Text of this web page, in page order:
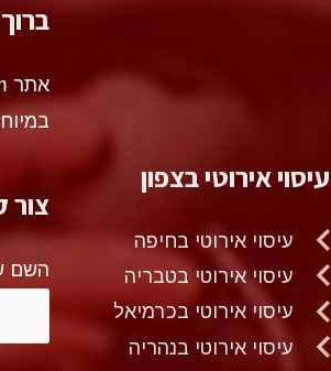
עיסוי אירוטי בצפון
עיסוי אירוטי בחיפה
עיסוי אירוטי בטבריה
עיסוי אירוטי בכרמיאל
עיסוי אירוטי בנהריה
צור
השם